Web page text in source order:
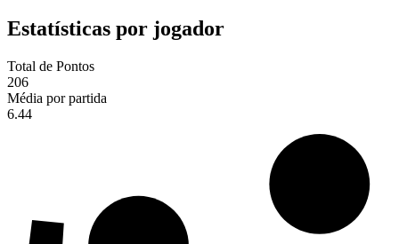
Estatísticas por jogador
Total de Pontos
206
Média por partida
6.44